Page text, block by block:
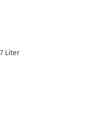
Liter